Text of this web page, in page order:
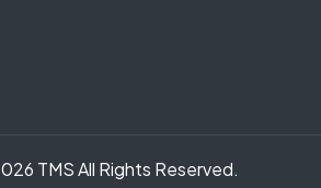
TMS All Rights Reserved.